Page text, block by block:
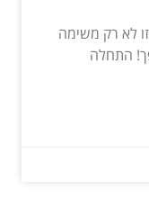
זו לא רק משימה
התחלה